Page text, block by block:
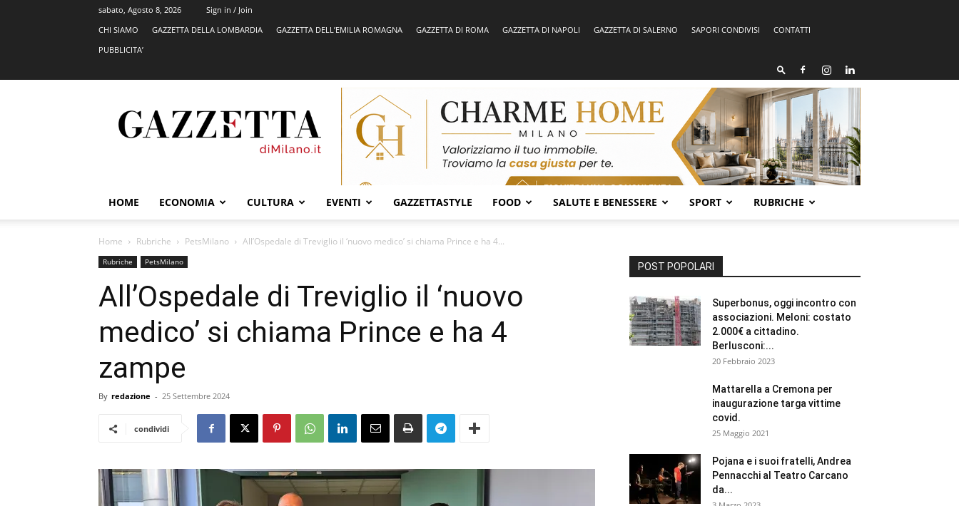
sabato, Agosto 8, 2026
Sign in / Join
CHI SIAMO
GAZZETTA DELLA LOMBARDIA GAZZETTA DELL’EMILIA ROMAGNA GAZZETTA DI ROMA GAZZETTA DI NAPOLI GAZZETTA DI SALERNO SAPORI CONDIVISI
CONTATTI
PUBBLICITA’
HOME ECONOMIA CULTURA EVENTI GAZZETTASTYLE FOOD SALUTE E BENESSERE SPORT RUBRICHE
Home Rubriche PetsMilano All’Ospedale di Treviglio il ‘nuovo medico’ si chiama Prince e ha 4...
Rubriche PetsMilano
All’Ospedale di Treviglio il ‘nuovo
medico’ si chiama Prince e ha 4
zampe
By redazione - 25 Settembre 2024
condividi
POST POPOLARI
Superbonus, oggi incontro con
associazioni. Meloni: costato
2.000€ a cittadino.
Berlusconi:...
20 Febbraio 2023
Mattarella a Cremona per
inaugurazione targa vittime
covid.
25 Maggio 2021
Pojana e i suoi fratelli, Andrea
Pennacchi al Teatro Carcano
da...